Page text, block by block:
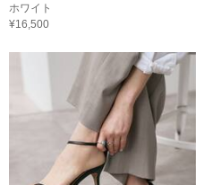
ホワイト
¥16,500